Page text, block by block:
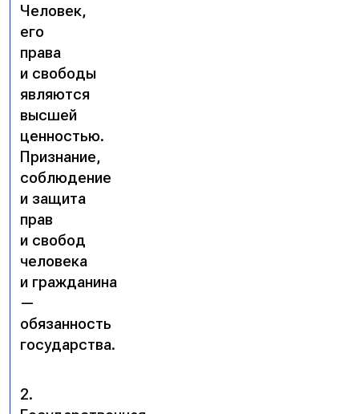
Человек,
его
права
и свободы
являются
высшей
ценностью.
Признание,
соблюдение
и защита
прав
и свобод
человека
и гражданина
—
обязанность
государства.
2.